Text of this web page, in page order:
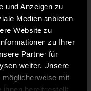
und Anzeigen zu
Medien anbieten
Website zu
zu Ihrer
Partner für
weiter. Unsere
möglicherweise mit
ihnen bereitgestellt
46